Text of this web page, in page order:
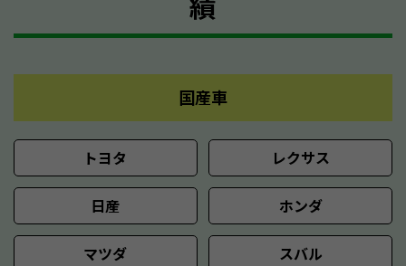
国産車
トヨタ レクサス
日産 ホンダ
マツダ スバル